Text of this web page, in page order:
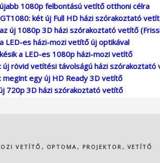
1080p felbontású vetítő otthoni célra
két új Full HD házi szórakoztató
új 1080p 3D házi szórakoztató vetítő
LED-es házi-mozi vetítő új optikával
a LED-es 1080p házi-mozi vetítő
új rövid vetítési távolságú házi szórakoztató
megint egy új HD Ready 3D vetítő
720p 3D házi szórakoztató vetítő
VETÍTŐ , OPTOMA , PROJEKTOR , VETÍTŐ